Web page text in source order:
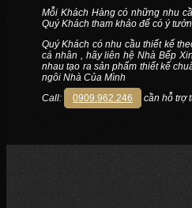
Mỗi Khách Hàng có những nhu
Quý Khách tham khảo để có ý
Quý Khách có nhu cầu thiết kế
cá nhân , hãy liên hệ Nhà Bếp
nhau tạo ra sản phẩm thiết kế
ngôi Nhà Của Mình
Call:
0909.962.246 cần hỗ trợ